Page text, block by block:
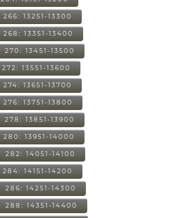
266: 13251-13300
268: 13351-13400
270: 13451-13500
272: 13551-13600
274: 13651-13700
276: 13751-13800
278: 13851-13900
280: 13951-14000
282: 14051-14100
284: 14151-14200
286: 14251-14300
288: 14351-14400